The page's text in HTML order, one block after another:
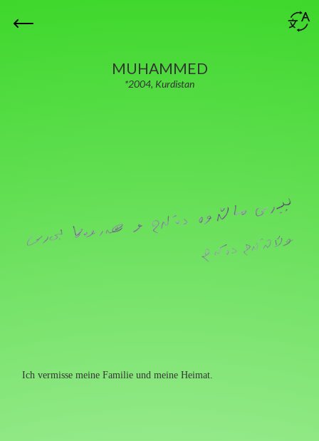
MUHAMMED
*2004, Kurdistan
Ich vermisse meine Familie und meine Heimat.